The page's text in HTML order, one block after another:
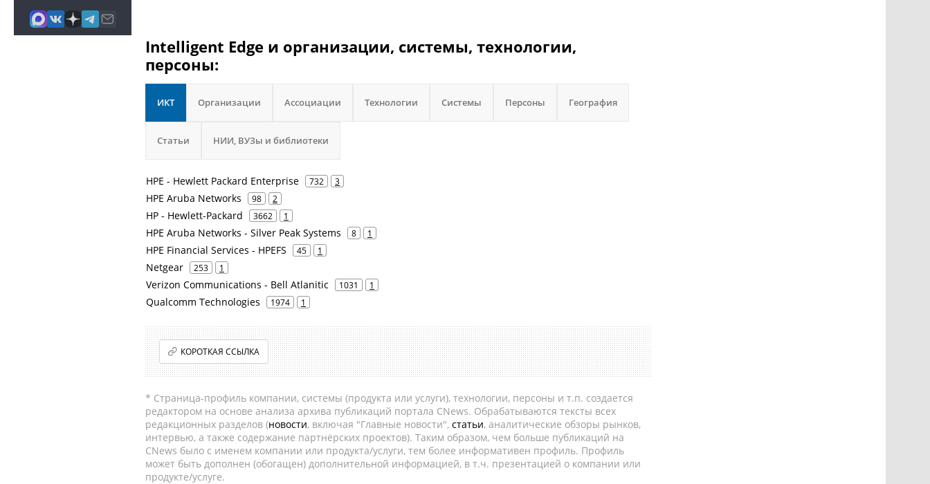
Intelligent Edge и организации, системы, технологии,
персоны:
ИКТ Организации Ассоциации Технологии Системы Персоны География
Статьи НИИ, ВУЗы и библиотеки
HPE - Hewlett Packard Enterprise 732 3
HPE Aruba Networks 98 2
HP - Hewlett-Packard 3662 1
HPE Aruba Networks - Silver Peak Systems 8 1
HPE Financial Services - HPEFS 45 1
Netgear 253 1
Verizon Communications - Bell Atlanitic 1031 1
Qualcomm Technologies 1974 1
КОРОТКАЯ ССЫЛКА
* Страница-профиль компании, системы (продукта или услуги), технологии, персоны и т.п. создается
редактором на основе анализа архива публикаций портала CNews. Обрабатываются тексты всех
редакционных разделов (новости, включая "Главные новости", статьи, аналитические обзоры рынков,
интервью, а также содержание партнёрских проектов). Таким образом, чем больше публикаций на
CNews было с именем компании или продукта/услуги, тем более информативен профиль. Профиль
может быть дополнен (обогащен) дополнительной информацией, в т.ч. презентацией о компании или
продукте/услуге.